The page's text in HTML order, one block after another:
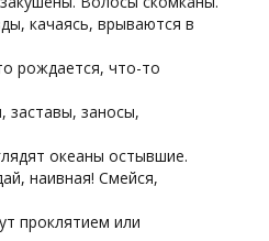
качаясь, врываются в
рождается, что-то
заставы, заносы,
океаны остывшие.
наивная! Смейся,
проклятием или